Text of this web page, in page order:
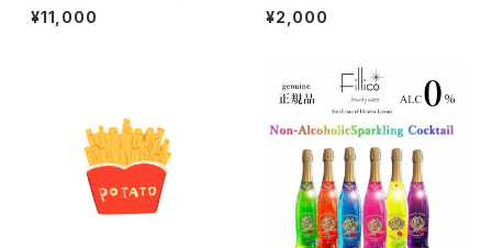
専用）
¥11,000 ¥2,000